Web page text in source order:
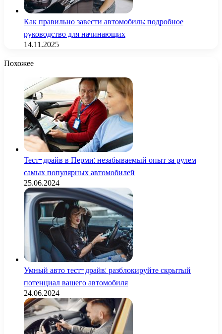
Как правильно завести автомобиль: подробное
руководство для начинающих
14.11.2025
Похожее
Тест-драйв в Перми: незабываемый опыт за рулем
самых популярных автомобилей
25.06.2024
Умный авто тест-драйв: разблокируйте скрытый
потенциал вашего автомобиля
24.06.2024